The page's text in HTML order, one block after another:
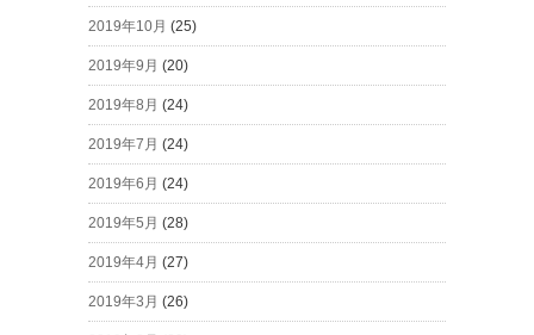
2019年10月 (25)
2019年9月 (20)
2019年8月 (24)
2019年7月 (24)
2019年6月 (24)
2019年5月 (28)
2019年4月 (27)
2019年3月 (26)